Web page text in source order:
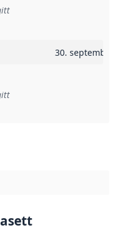
30. september
implementasjonsregel